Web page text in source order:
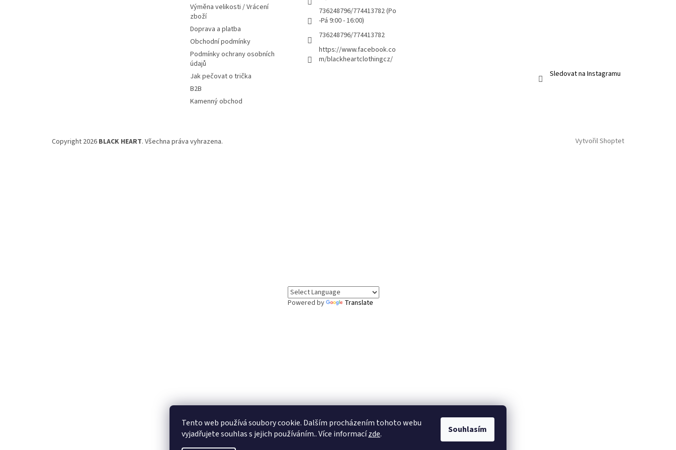
Tento web používá soubory cookie. Dalším procházením tohoto webu
vyjadřujete souhlas s jejich používáním.. Více informacízde. Souhlasím
k
y
v
p
i
Výměna velikosti / Vrácení
zboží
Doprava a platba
Obchodní podmínky
Podmínky ochrany osobních
údajů
Jak pečovat o trička
B2B
Kamenný obchod
736248796/774413782 (Po
-Pá 9:00 - 16:00)
736248796/774413782
https://www.facebook.co
m/blackheartclothingcz/
Sledovat na Instagramu
Vytvořil Shoptet
Copyright 2026 BLACK HEART. Všechna práva vyhrazena.
Powered by Translate